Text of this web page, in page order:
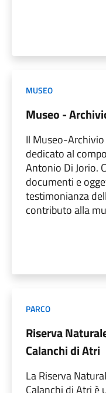
MUSEO
Museo -
Il Museo-
dedicato al
Antonio Di Jorio.
documenti e
testimonianza
contributo alla
PARCO
Riserva
Calanchi di Atri
La Riserva
Calanchi di Atri è